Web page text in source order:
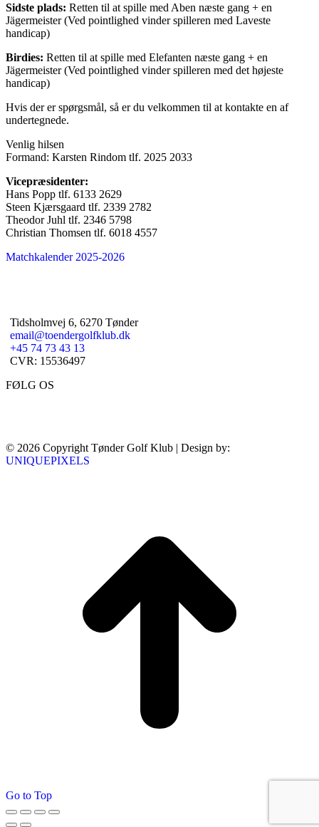
Sidste plads: Retten til at spille med Aben næste gang + en
Jägermeister (Ved pointlighed vinder spilleren med Laveste
handicap)
Birdies: Retten til at spille med Elefanten næste gang + en
Jägermeister (Ved pointlighed vinder spilleren med det højeste
handicap)
Hvis der er spørgsmål, så er du velkommen til at kontakte en af
undertegnede.
Venlig hilsen
Formand: Karsten Rindom tlf. 2025 2033
Vicepræsidenter:
Hans Popp tlf. 6133 2629
Steen Kjærsgaard tlf. 2339 2782
Theodor Juhl tlf. 2346 5798
Christian Thomsen tlf. 6018 4557
Matchkalender 2025-2026
Tidsholmvej 6, 6270 Tønder
email@toendergolfklub.dk
+45 74 73 43 13
CVR: 15536497
FØLG OS
© 2026 Copyright Tønder Golf Klub | Design by:
UNIQUEPIXELS
Go to Top